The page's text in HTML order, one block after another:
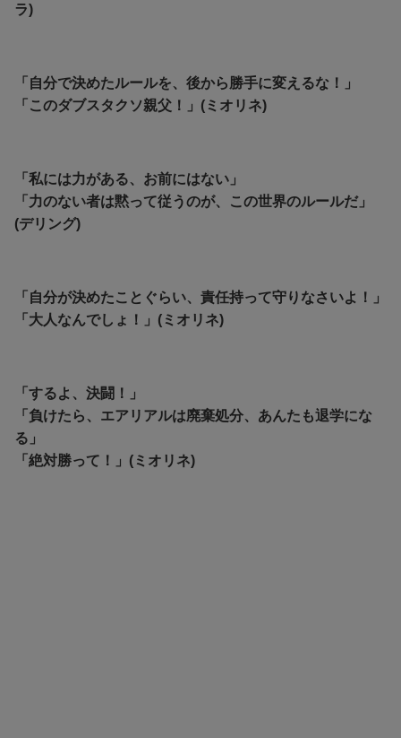
ラ)
「自分で決めたルールを、後から勝手に変えるな！」
「このダブスタクソ親父！」(ミオリネ)
「私には力がある、お前にはない」
「力のない者は黙って従うのが、この世界のルールだ」
(デリング)
「自分が決めたことぐらい、責任持って守りなさいよ！」
「大人なんでしょ！」(ミオリネ)
「するよ、決闘！」
「負けたら、エアリアルは廃棄処分、あんたも退学にな
る」
「絶対勝って！」(ミオリネ)